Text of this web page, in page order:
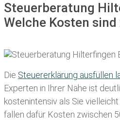
Steuerberatung
Welche Kosten
Die Steuererklärung ausfüllen
Experten in Ihrer Nähe ist
kostenintensiv als Sie
fallen dafür Kosten zwischen